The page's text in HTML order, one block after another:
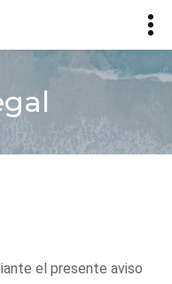
el presente aviso